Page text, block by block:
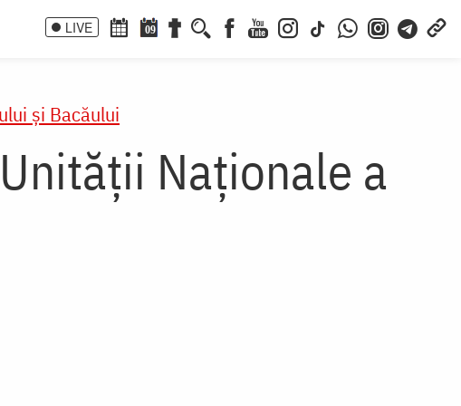
LIVE 09
şi Bacăului
Naționale a